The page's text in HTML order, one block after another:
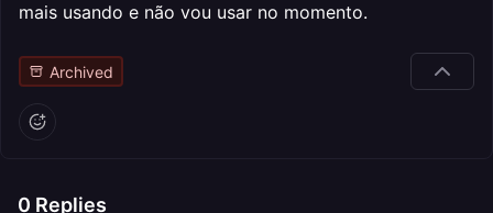
mais usando e não vou usar no momento.
Archived
0 Replies